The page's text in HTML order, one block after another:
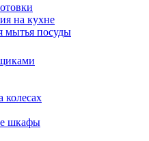
на кухне
мытья посуды
колесах
шкафы